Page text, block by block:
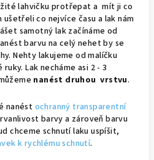
lahvičku protřepat a mít ji co
co nejvíce času a lak nám
samotný lak začínáme od
barvu na celý nehet by se
Nehty lakujeme od malíčku
Lak necháme asi 2 - 3
nanést druhou vrstvu.
nanést ochranný transparentní
barvy a zároveň barvu
chceme schnutí laku uspíšit,
k rychlému schnutí.